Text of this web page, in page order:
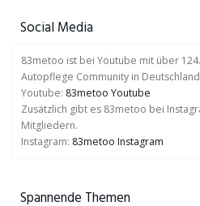
Social Media
83metoo ist bei Youtube mit über
Autopflege Community in
Youtube: 83metoo Youtube
Zusätzlich gibt es 83metoo bei
Mitgliedern.
Instagram: 83metoo Instagram
Spannende Themen